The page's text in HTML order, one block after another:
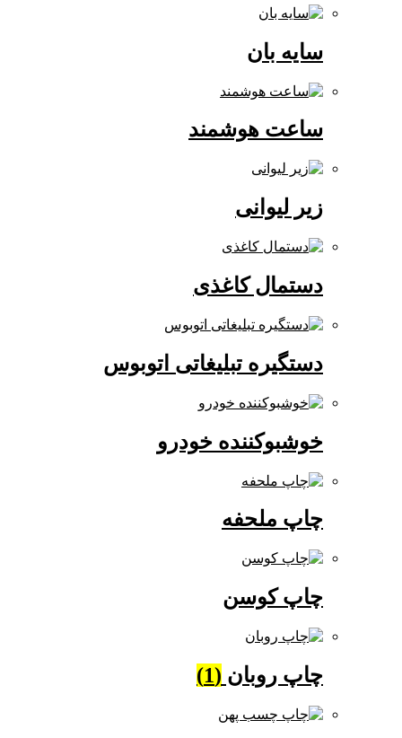
ساعت هوشمند
زیر لیوانی
دستمال کاغذی
دستگیره تبلیغاتی اتوبوس
خوشبوکننده خودرو
چاپ ملحفه
چاپ کوسن
چاپ روبان(1)